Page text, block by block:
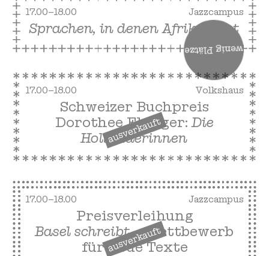
17.00–18.00 Jazzcampus
wenig Plätze
Sprachen, in denen Afrika liest
17.00–18.00 Volkshaus
ausverkauft
Schweizer Buchpreis
Dorothee Elmiger:Die
Holländerinnen
17.00–18.00 Jazzcampus
ausverkauft
Preisverleihung
Basel schreibt– Wettbewerb
für neue Texte